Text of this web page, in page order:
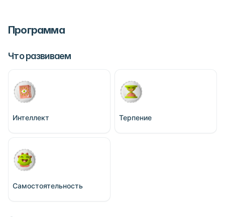
Программа
Что развиваем
Интеллект Терпение
Самостоятельность